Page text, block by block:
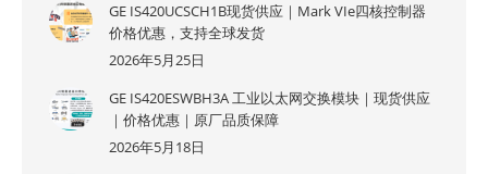
GE IS420UCSCH1B现货供应｜Mark VIe四核控制器
价格优惠，支持全球发货
2026年5月25日
GE IS420ESWBH3A 工业以太网交换模块｜现货供应
｜价格优惠｜原厂品质保障
2026年5月18日